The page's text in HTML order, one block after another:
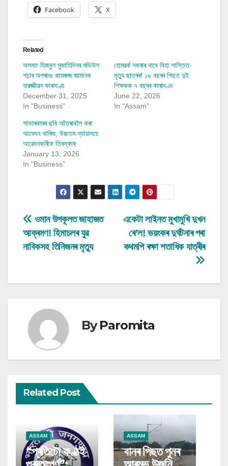
Facebook X
Related
অসমত হিজবুল মুজাহিদিনৰ মডিউল
গঢ়াৰ অপৰাধঃ কামৰুজ জামানক
যাৱজ্জীৱন কাৰাদণ্ড
December 31, 2025
In "Business"
হোমৱৰ্ক নকৰাৰ বাবে বিহা শাস্তিত
মৃত্যু ছাত্ৰৰ! ১৬ বছৰৰ পিছত দুই
শিক্ষকক ৭ বছৰৰ কাৰাদণ্ড
June 22, 2026
In "Assam"
সাভাৰকাৰৰ ছবি আঁতৰাবলৈ কৰা
আবেদন খাৰিজ, উচ্চতম ন্যায়ালয়ে
আৱেদনকাৰীক তিৰস্কাৰ
January 13, 2026
In "Business"
Post
navigation
একেটা লাইনত মুখামুখি দুখন
ৰে’ল! ভয়ংকৰ দুৰ্ঘটনাৰ পৰা
কথমপি ৰক্ষা শতাধিক যাত্ৰীৰ
ওমান উপকূলত জাহাজত
আক্ৰমণ! হিমাচলৰ যুৱ
নাবিকসহ তিনিজনৰ মৃত্যু
ByParomita
Related Post
ASSAM
“প্ৰতিটো কণ্ঠই
ASSAM
বানৰ পিছত পুনৰ